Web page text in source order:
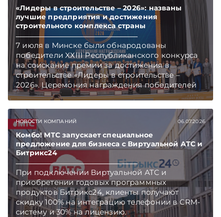
«Лидеры в строительстве – 2026»: названы
лучшие предприятия и достижения
строительного комплекса страны
7 июля в Минске были обнародованы
победители XХIII Республиканского конкурса
на соискание премии за достижения в
строительстве «Лидеры в строительстве –
2026». Церемония награждения победителей
состоялась в столичном «Президент Отеле».
номинациях.
НОВОСТИ КОМПАНИЙ 06.07.2026
Комбо! МТС запускает специальное
предложение для бизнеса с Виртуальной АТС и
Битрикс24
При подключении Виртуальной АТС и
приобретении годовых программных
продуктов Битрикс24, клиенты получают
скидку 100% на интеграцию телефонии в CRM-
систему и 30% на лицензию.